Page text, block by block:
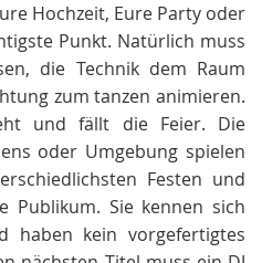
Hochzeit, Eure Party oder
Punkt. Natürlich muss
die Technik dem Raum
zum tanzen animieren.
und fällt die Feier. Die
oder Umgebung spielen
Festen und
Publikum. Sie kennen sich
haben kein vorgefertigtes